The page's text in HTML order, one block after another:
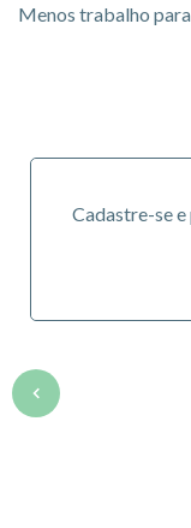
Menos trabalho
Cadastre-se